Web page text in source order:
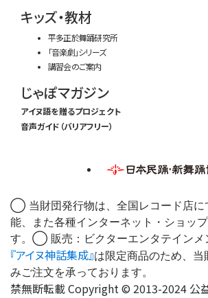
キッズ・教材
平多正於舞踊研究所
「音楽劇」シリーズ
講習会のご案内
じゃぽマガジン
アイヌ語を贈るプロジェクト
音声ガイド（バリアフリー）
◯ 当財団発行物は、全国レコード店に
能、また各種インターネット・ショッ
す。◯ 販売：ビクターエンタテイン
『アイヌ神話集成』は限定商品のため、
みご注文を承っております。
禁無断転載 Copyright © 2013-2024 公